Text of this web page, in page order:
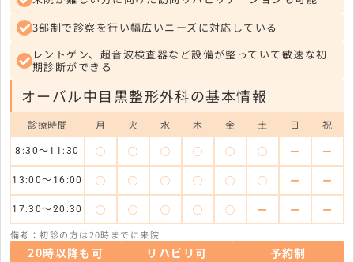
3部制で診察を行い幅広いニーズに対応している
レントゲン、超音波検査器など設備が整っていて敏速な初
期診断ができる
オーバル中目黒整形外科の基本情報
診療時間 月 火 水 木 金 土 日 祝
8:30〜11:30 ◯ ◯ ◯ ◯ ◯ ◯ ー ー
13:00〜16:00 ◯ ◯ ◯ ◯ ◯ ◯ ー ー
17:30〜20:30 ◯ ◯ ◯ ◯ ◯ ー ー ー
備考：初診の方は20時までに来院
20時以降も可 リハビリ可
予約制